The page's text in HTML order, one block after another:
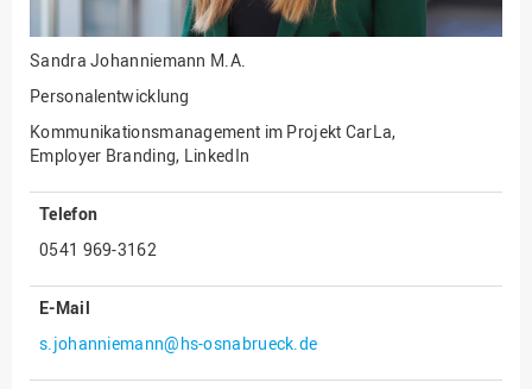
Forschung, Kooperation,
Drittmittel
Gebäude und Technik
Gesellschaftliches
Engagement
Gleichstellungsbüro
strategie
Innenrevision
Sandra Johanniemann M.A.
Personalentwicklung
Kommunikationsmanagement im Projekt CarLa,
Employer Branding, LinkedIn
Telefon
0541 969-3162
E-Mail
s.johanniemann@hs-osnabrueck.de